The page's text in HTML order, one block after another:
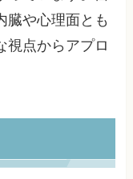
臓や心理面とも
視点からアプロ